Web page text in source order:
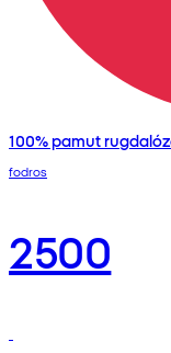
100% pamut
fodros
2500